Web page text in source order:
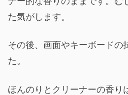
た気がします。
その後、画面やキーボードの
た。
ほんのりとクリーナーの香り